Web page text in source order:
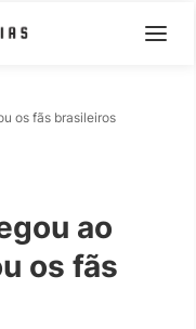
os fãs brasileiros
ao
os fãs